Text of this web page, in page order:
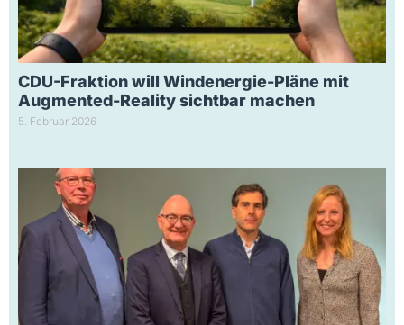
CDU-Fraktion will Windenergie-Pläne mit
Augmented-Reality sichtbar machen
5. Februar 2026